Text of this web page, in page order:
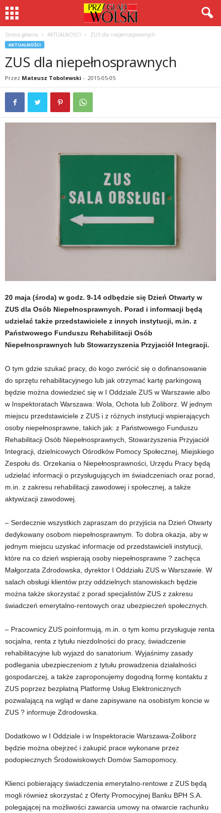
Strona główna AKTUALNOŚCI ZUS dla niepełnosprawnych
AKTUALNOŚCI
ZUS dla niepełnosprawnych
Przez Mateusz Tobolewski - 2015-05-05
20 maja (środa) w godz. 9-14 odbędzie się Dzień Otwarty w
ZUS dla Osób Niepełnosprawnych. Porad i informacji będą
udzielać także przedstawiciele z innych instytucji, m.in. z
Państwowego Funduszu Rehabilitacji Osób
Niepełnosprawnych lub Stowarzyszenia Przyjaciół Integracji.
O tym gdzie szukać pracy, do kogo zwrócić się o dofinansowanie
do sprzętu rehabilitacyjnego lub jak otrzymać kartę parkingową
będzie można dowiedzieć się w I Oddziale ZUS w Warszawie albo
w Inspektoratach Warszawa: Wola, Ochota lub Żoliborz. W jednym
miejscu przedstawiciele z ZUS i z różnych instytucji wspierających
osoby niepełnosprawne, takich jak: z Państwowego Funduszu
Rehabilitacji Osób Niepełnosprawnych, Stowarzyszenia Przyjaciół
Integracji, dzielnicowych Ośrodków Pomocy Społecznej, Miejskiego
Zespołu ds. Orzekania o Niepełnosprawności, Urzędu Pracy będą
udzielać informacji o przysługujących im świadczeniach oraz porad,
m.in. z zakresu rehabilitacji zawodowej i społecznej, a także
aktywizacji zawodowej.
– Serdecznie wszystkich zapraszam do przyjścia na Dzień Otwarty
dedykowany osobom niepełnosprawnym. To dobra okazja, aby w
jednym miejscu uzyskać informacje od przedstawicieli instytucji,
które na co dzień wspierają osoby niepełnosprawne ? zachęca
Małgorzata Zdrodowska, dyrektor I Oddziału ZUS w Warszawie. W
salach obsługi klientów przy oddzielnych stanowiskach będzie
można także skorzystać z porad specjalistów ZUS z zakresu
świadczeń emerytalno-rentowych oraz ubezpieczeń społecznych.
– Pracownicy ZUS poinformują, m.in. o tym komu przysługuje renta
socjalna, renta z tytułu niezdolności do pracy, świadczenie
rehabilitacyjne lub wyjazd do sanatorium. Wyjaśnimy zasady
podlegania ubezpieczeniom z tytułu prowadzenia działalności
gospodarczej, a także zaproponujemy dogodną formę kontaktu z
ZUS poprzez bezpłatną Platformę Usług Elektronicznych
pozwalającą na wgląd w dane zapisywane na osobistym koncie w
ZUS ? informuje Zdrodowska.
Dodatkowo w I Oddziale i w Inspektoracie Warszawa-Żoliborz
będzie można obejrzeć i zakupić prace wykonane przez
podopiecznych Środowiskowych Domów Samopomocy.
Klienci pobierający świadczenia emerytalno-rentowe z ZUS będą
mogli również skorzystać z Oferty Promocyjnej Banku BPH S.A.
polegającej na możliwości zawarcia umowy na otwarcie rachunku